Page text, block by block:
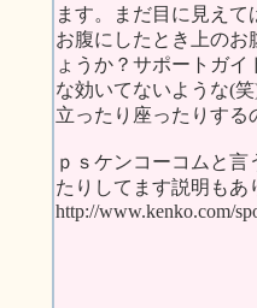
ます。まだ目に見え
お腹にしたとき上のお
ょうか？サポートガ
な効いてないような(
立ったり座ったりす
ｐｓケンコーコムと
たりしてます説明も
http://www.kenko.com/